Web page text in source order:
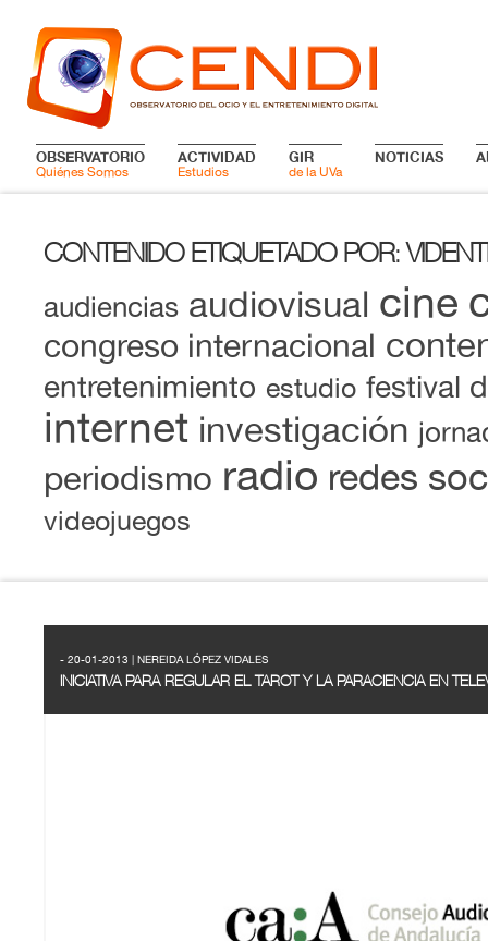
OBSERVATORIO
Quiénes Somos
ACTIVIDAD
Estudios
GIR
de la UVa
NOTICIAS
CONTENIDO ETIQUETADO POR:
audiencias audiovisual cine
congreso internacional
entretenimiento estudio festival
internet investigación
periodismo radio redes
videojuegos
- 20-01-2013 | NEREIDA LÓPEZ VIDALES
INICIATIVA PARA REGULAR EL TAROT Y LA PARACIENCIA EN